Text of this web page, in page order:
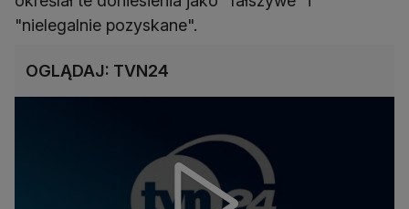
"nielegalnie pozyskane".
OGLĄDAJ: TVN24